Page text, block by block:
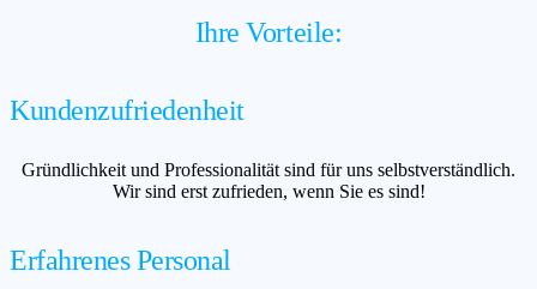
Ihre Vorteile:
Kundenzufriedenheit
Gründlichkeit und Professionalität sind für uns selbstverständlich.
Wir sind erst zufrieden, wenn Sie es sind!
Erfahrenes Personal